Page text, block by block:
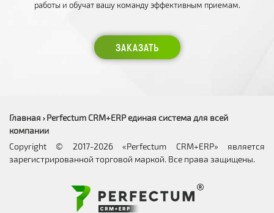
работы и обучат вашу команду эффективным приемам.
ЗАКАЗАТЬ
Главная › Perfectum CRM+ERP единая система для всей
компании
Copyright © 2017-2026 «Perfectum CRM+ERP» является
зарегистрированной торговой маркой. Все права защищены.